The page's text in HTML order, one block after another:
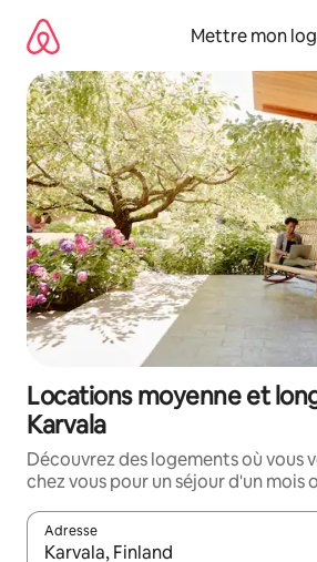
directement
contenu
Mettre mon
Locations moyenne et
Karvala
Découvrez des logements où vous
chez vous pour un séjour d'un mois
Adresse
Lorsque les résultats s'affichent,